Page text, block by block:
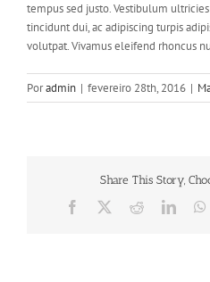
tempus sed justo. Vestibulum
tincidunt dui, ac adipiscing turpis
volutpat. Vivamus eleifend rhoncus
Poradmin | fevereiro 28th, 2016 |
Share This Story,
Facebook Reddit